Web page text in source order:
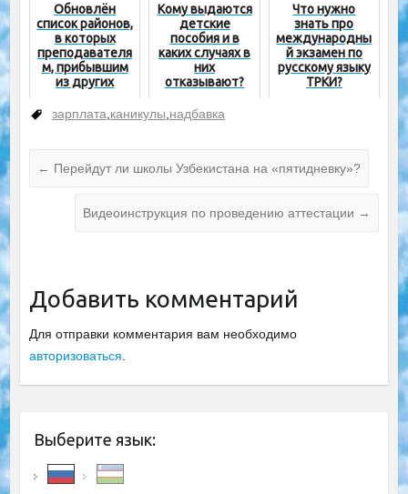
Обновлён
список районов,
в которых
преподавателя
м, прибывшим
из других
выплачивается
надбавка
Кому выдаются
детские
пособия и в
каких случаях в
них
отказывают?
Что нужно
знать про
международны
й экзамен по
русскому языку
ТРКИ?
зарплата каникулы надбавка
← Перейдут ли школы Узбекистана на «пятидневку»?
Видеоинструкция по проведению аттестации →
Добавить комментарий
Для отправки комментария вам необходимо
авторизоваться
Выберите язык: